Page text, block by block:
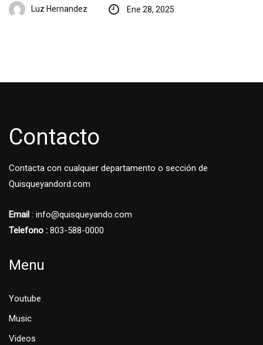
Luz Hernandez Ene 28, 2025
Contacto
Contacta con cualquier departamento o sección de
Quisqueyandord.com
Email : info@quisqueyando.com
Telefono : 803-588-0000
Menu
Youtube
Music
Videos